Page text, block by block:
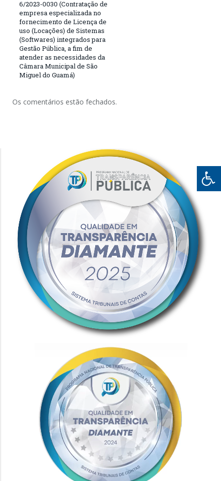
6/2023-0030 (Contratação de
empresa especializada no
fornecimento de Licença de
uso (Locações) de Sistemas
(Softwares) integrados para
Gestão Pública, a fim de
atender as necessidades da
Câmara Municipal de São
Miguel do Guamá)
Os comentários estão fechados.